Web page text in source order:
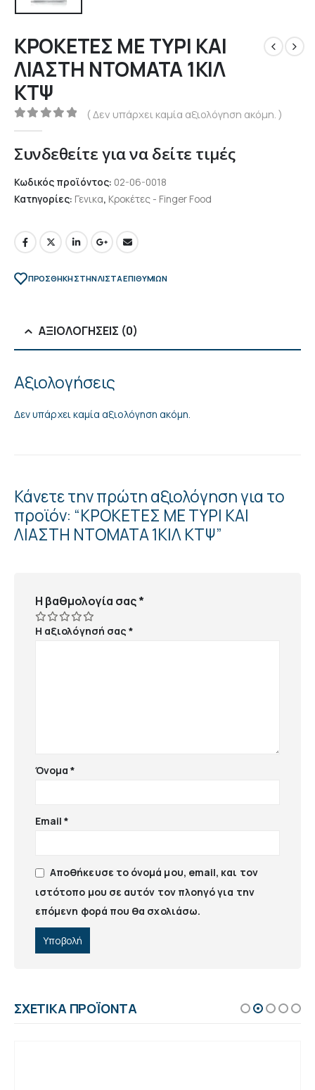
ΚΡΟΚΕΤΕΣ ΜΕ ΤΥΡΙ ΚΑΙ
ΛΙΑΣΤΗ ΝΤΟΜΑΤΑ 1ΚΙΛ
ΚΤΨ
0out of 5
( Δεν υπάρχει καμία αξιολόγηση ακόμη. )
Συνδεθείτε για να δείτε τιμές
Κωδικός προϊόντος: 02-06-0018
Κατηγορίες: Γενικα, Κροκέτες - Finger Food
ΠΡΌΣΘΉΚΗ ΣΤΗΝ ΛΊΣΤΑ ΕΠΙΘΥΜΙΏΝ
ΑΞΙΟΛΟΓΉΣΕΙΣ (0)
Αξιολογήσεις
Δεν υπάρχει καμία αξιολόγηση ακόμη.
Κάνετε την πρώτη αξιολόγηση για το
προϊόν: “ΚΡΟΚΕΤΕΣ ΜΕ ΤΥΡΙ ΚΑΙ
ΛΙΑΣΤΗ ΝΤΟΜΑΤΑ 1ΚΙΛ ΚΤΨ”
Η βαθμολογία σας*
Η αξιολόγησή σας*
Όνομα*
Email*
Αποθήκευσε το όνομά μου, email, και τον
ιστότοπο μου σε αυτόν τον πλοηγό για την
επόμενη φορά που θα σχολιάσω.
ΣΧΕΤΙΚΆ ΠΡΟΪΌΝΤΑ